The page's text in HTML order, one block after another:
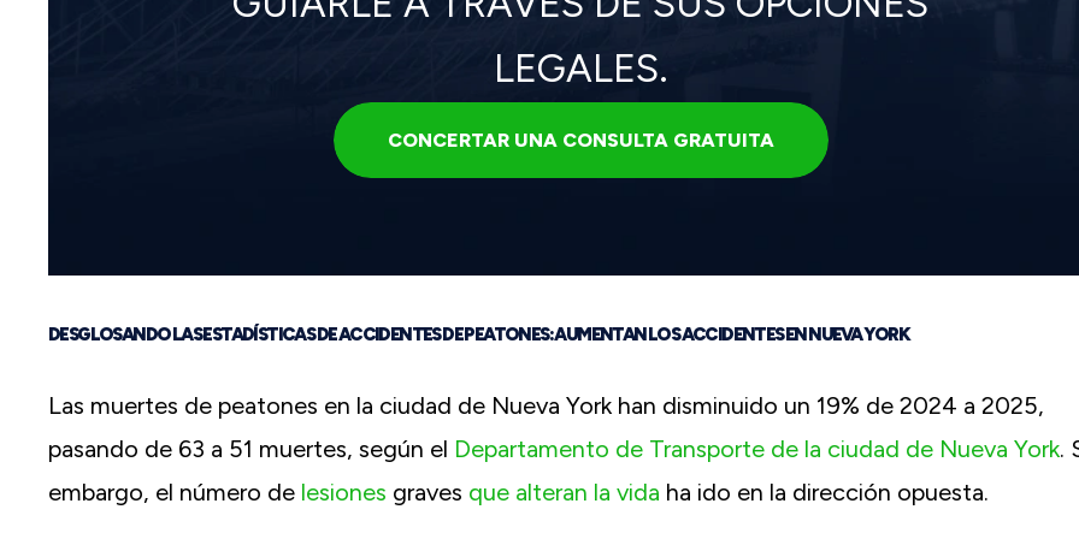
LEGALES.
CONCERTAR UNA CONSULTA GRATUITA
DESGLOSANDO LAS ESTADÍSTICAS DE ACCIDENTES DE PEATONES: AUMENTAN LOS ACCIDENTES EN NUEVA YORK
Las muertes de peatones en la ciudad de Nueva York han disminuido un 19% de 2024 a 2025,
pasando de 63 a 51 muertes, según el Departamento de Transporte de la ciudad de Nueva York.
embargo, el número de lesiones graves que alteran la vida ha ido en la dirección opuesta.